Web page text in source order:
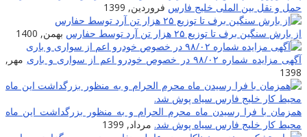
حمل و نقل بین الملی خلیج فارس فروردین, 1399
از بارش سنگین برف تا توزیع ۲۵ هزار تن آرد توسط حفارس
بهمن, 1400
آگهی مزایده شماره ۹۸/۰۲ در خصوص خودرو اعم از سواری و باری
مهر,
1398
همزمان با فرا رسیدن ماه محرم الحرام و به منظور بزرگداشت این ماه
محیط کار خلیج فارس سیاه پوش شد. مرداد, 1399